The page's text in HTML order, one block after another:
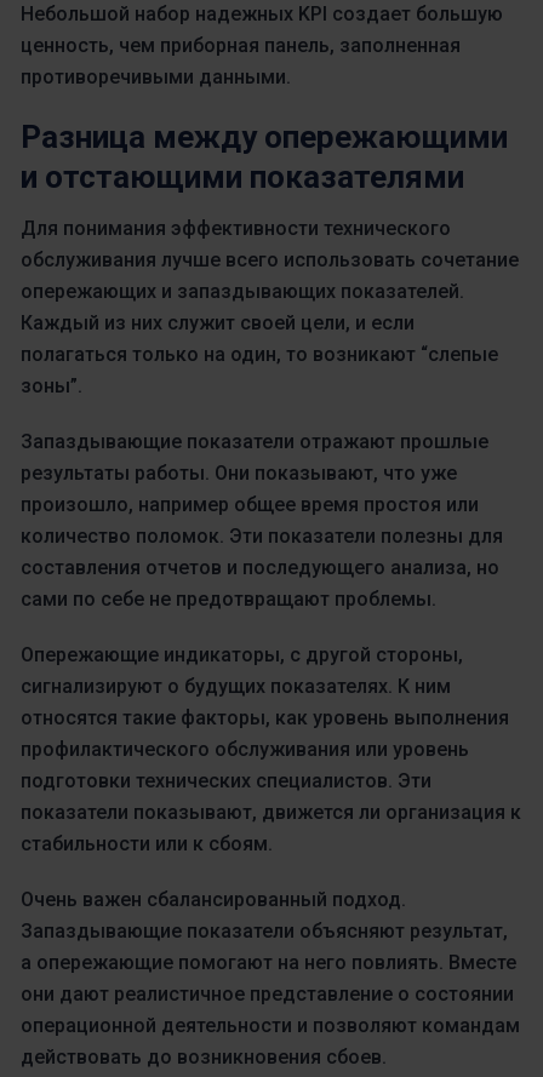
Небольшой набор надежных KPI создает большую
ценность, чем приборная панель, заполненная
противоречивыми данными.
Разница между опережающими
и отстающими показателями
Для понимания эффективности технического
обслуживания лучше всего использовать сочетание
опережающих и запаздывающих показателей.
Каждый из них служит своей цели, и если
полагаться только на один, то возникают “слепые
зоны”.
Запаздывающие показатели отражают прошлые
результаты работы. Они показывают, что уже
произошло, например общее время простоя или
количество поломок. Эти показатели полезны для
составления отчетов и последующего анализа, но
сами по себе не предотвращают проблемы.
Опережающие индикаторы, с другой стороны,
сигнализируют о будущих показателях. К ним
относятся такие факторы, как уровень выполнения
профилактического обслуживания или уровень
подготовки технических специалистов. Эти
показатели показывают, движется ли организация к
стабильности или к сбоям.
Очень важен сбалансированный подход.
Запаздывающие показатели объясняют результат,
а опережающие помогают на него повлиять. Вместе
они дают реалистичное представление о состоянии
операционной деятельности и позволяют командам
действовать до возникновения сбоев.